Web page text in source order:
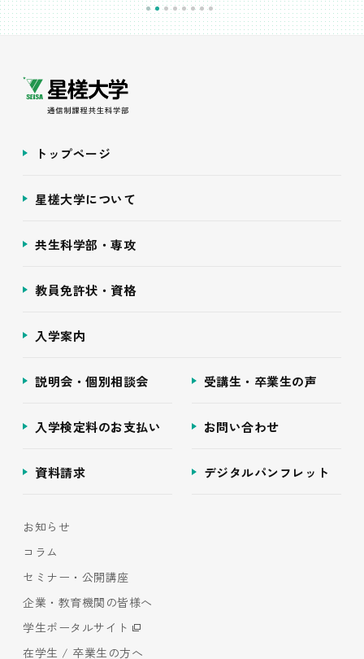
トップページ
星槎大学について
共生科学部・専攻
教員免許状・資格
入学案内
説明会・個別相談会 受講生・卒業生の声
入学検定料のお支払い お問い合わせ
資料請求 デジタルパンフレット
お知らせ
コラム
セミナー・公開講座
企業・教育機関の皆様へ
学生ポータルサイト
在学生 / 卒業生の方へ